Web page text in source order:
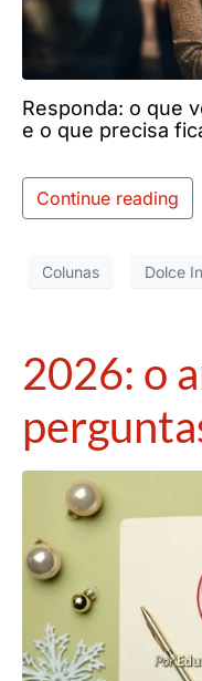
Responda: o que
e o que precisa
Continue reading
Colunas Dolce
2026: o